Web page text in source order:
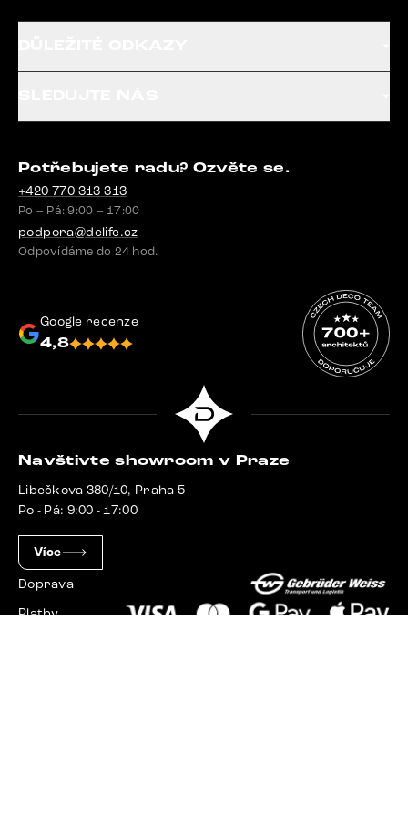
Potřebujete radu? Ozvěte se.
+420 770 313 313
Po – Pá: 9:00 – 17:00
podpora@delife.cz
Odpovídáme do 24 hod.
Google recenze
4,8
Navštivte showroom v Praze
Libečkova 380/10, Praha 5
Po - Pá: 9:00 - 17:00
Více
Doprava
Platby